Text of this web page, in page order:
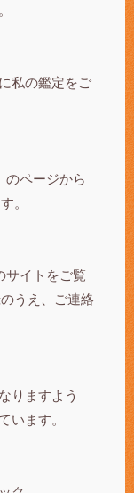
私の鑑定をご
のページから
。
サイトをご覧
うえ、ご連絡
りますよう
います。